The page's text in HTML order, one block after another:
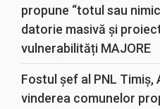
propune “totul sau
datorie masivă și
vulnerabilități MAJORE
Fostul șef al PNL Timiș,
vinderea comunelor